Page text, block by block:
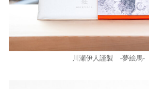
川瀬伊人謹製 -夢絵馬-